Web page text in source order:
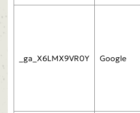
_ga_X6LMX9VR0Y Google